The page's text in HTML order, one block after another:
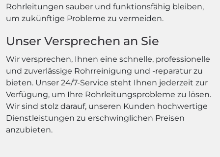
Rohrleitungen sauber und funktionsfähig bleiben,
um zukünftige Probleme zu vermeiden.
Unser Versprechen an Sie
Wir versprechen, Ihnen eine schnelle, professionelle
und zuverlässige Rohrreinigung und -reparatur zu
bieten. Unser 24/7-Service steht Ihnen jederzeit zur
Verfügung, um Ihre Rohrleitungsprobleme zu lösen.
Wir sind stolz darauf, unseren Kunden hochwertige
Dienstleistungen zu erschwinglichen Preisen
anzubieten.